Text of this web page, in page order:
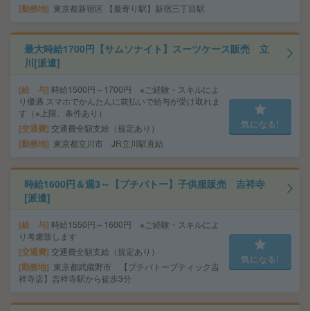
勤務地 東京都新宿区 【最寄り駅】新宿三丁目駅
最大時給1700円【サムソナイト】スーツケース販売 立
川[派遣]
給 与 時給1500円～1700円 ※ご経験・スキルによ
り優遇 スマホでかんたんに前払いで給与が受け取れま
す（※上限、条件あり）
交通費 交通費全額支給（規定あり）
勤務地 東京都立川市 JR立川駅直結
気になる!
時給1600円＆週3～【プチバトー】子供服販売 吉祥寺
[派遣]
給 与 時給1550円～1600円 ※ご経験・スキルによ
り考慮致します
交通費 交通費全額支給（規定あり）
勤務地
東京都武蔵野市 【プチバトーブティック吉
祥寺店】吉祥寺駅から徒歩3分
気になる!